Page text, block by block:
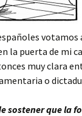
votamos
la puerta de mi
muy clara
o
sostener que la